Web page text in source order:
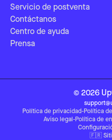
Servicio de postventa
Contáctanos
Centro de ayuda
Prensa
© 2026
Política de privacidad-Política
Aviso legal -Política de
🇫🇷